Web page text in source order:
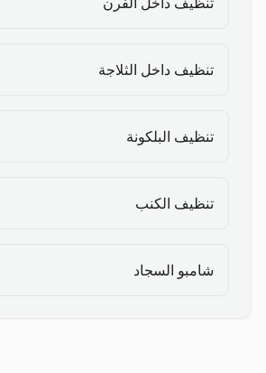
تنظيف داخل الثلاجة
تنظيف البلكونة
تنظيف الكنب
شامبو السجاد